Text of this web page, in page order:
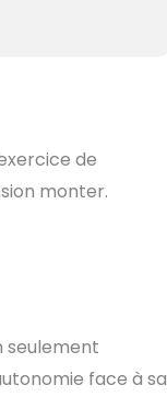
de
monter.
seulement
face à sa